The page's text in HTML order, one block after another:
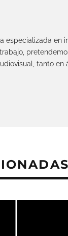
especializada en
tanto en